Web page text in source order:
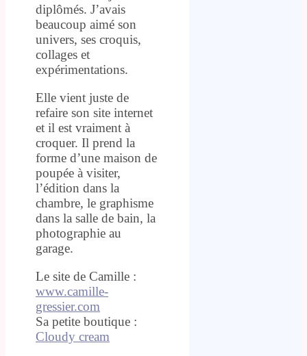
diplômés. J’avais
beaucoup aimé son
univers, ses croquis,
collages et
expérimentations.
Elle vient juste de
refaire son site internet
et il est vraiment à
croquer. Il prend la
forme d’une maison de
poupée à visiter,
l’édition dans la
chambre, le graphisme
dans la salle de bain, la
photographie au
garage.
Le site de Camille :
www.camille-
gressier.com
Sa petite boutique :
Cloudy cream